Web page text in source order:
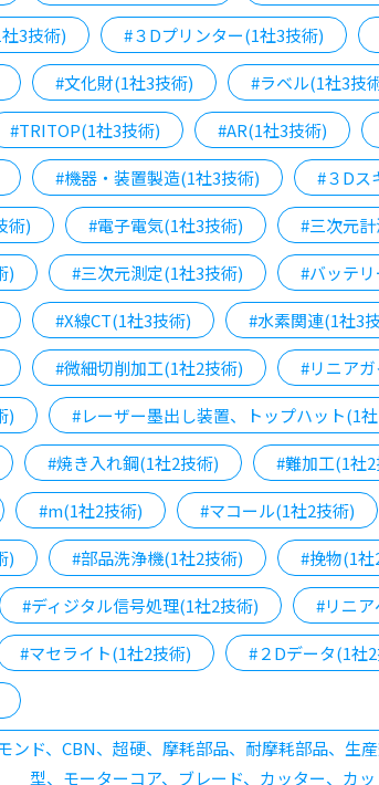
3技術) #３Dプリンター(1社3技術)
#文化財(1社3技術) #ラベル(1社3技
#TRITOP(1社3技術) #AR(1社3技術)
#機器・装置製造(1社3技術) #３Dス
術) #電子電気(1社3技術) #三次元
) #三次元測定(1社3技術) #バッテ
#X線CT(1社3技術) #水素関連(1社3
#微細切削加工(1社2技術) #リニア
) #レーザー墨出し装置、トップハット(1
#焼き入れ鋼(1社2技術) #難加工(1社
#m(1社2技術) #マコール(1社2技術)
) #部品洗浄機(1社2技術) #挽物(1社
#ディジタル信号処理(1社2技術) #リニ
#マセライト(1社2技術) #２Dデータ(1社
ンド、CBN、超硬、摩耗部品、耐摩耗部品、
型、モーターコア、ブレード、カッター、カ